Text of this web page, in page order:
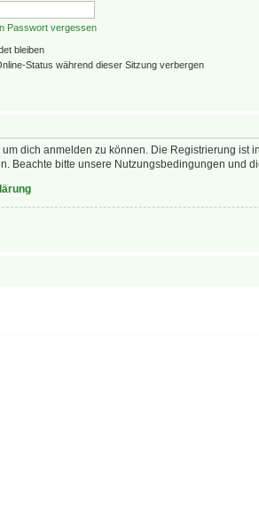
Passwort vergessen
bleiben
Status während dieser Sitzung verbergen
dich anmelden zu können. Die Registrierung
Beachte bitte unsere Nutzungsbedingungen und